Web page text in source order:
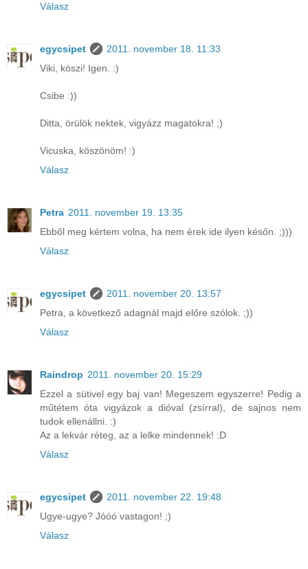
Válasz
egycsipet
2011. november 18. 11:33
Viki, köszi! Igen. :)
Csibe :))
Ditta, örülök nektek, vigyázz magatokra! ;)
Vicuska, köszönöm! :)
Válasz
Petra 2011. november 19. 13:35
Ebből meg kértem volna, ha nem érek ide ilyen későn. ;)))
Válasz
egycsipet
2011. november 20. 13:57
Petra, a következő adagnál majd előre szólok. ;))
Válasz
Raindrop 2011. november 20. 15:29
Ezzel a sütivel egy baj van! Megeszem egyszerre! Pedig a
műtétem óta vigyázok a dióval (zsírral), de sajnos nem
tudok ellenállni. :)
Az a lekvár réteg, az a lelke mindennek! :D
Válasz
egycsipet
2011. november 22. 19:48
Ugye-ugye? Jóóó vastagon! ;)
Válasz